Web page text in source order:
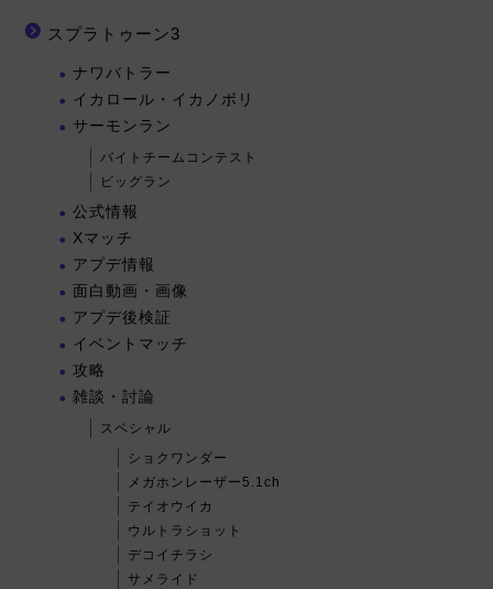
スプラトゥーン3
ナワバトラー
イカロール・イカノボリ
サーモンラン
バイトチームコンテスト
ビッグラン
公式情報
Xマッチ
アプデ情報
面白動画・画像
アプデ後検証
イベントマッチ
攻略
雑談・討論
スペシャル
ショクワンダー
メガホンレーザー5.1ch
テイオウイカ
ウルトラショット
デコイチラシ
サメライド